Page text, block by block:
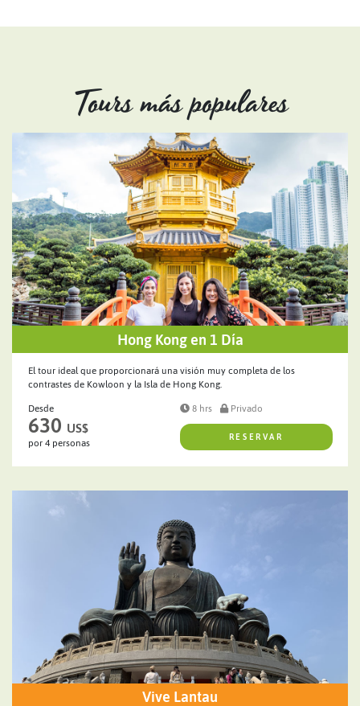
Tours más populares
Hong Kong en 1 Día
El tour ideal que proporcionará una visión muy completa de los
contrastes de Kowloon y la Isla de Hong Kong.
Desde
630 US$
por 4 personas
8 hrs Privado
RESERVAR
Vive Lantau